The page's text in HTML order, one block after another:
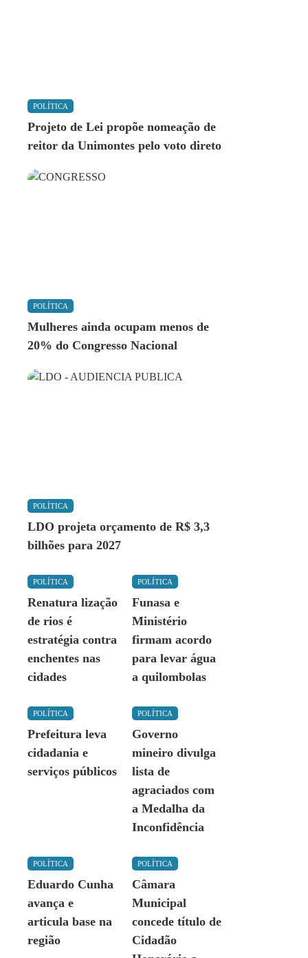
POLÍTICA
Projeto de Lei propõe nomeação de
reitor da Unimontes pelo voto direto
POLÍTICA
Mulheres ainda ocupam menos de
20% do Congresso Nacional
POLÍTICA
LDO projeta orçamento de R$ 3,3
bilhões para 2027
POLÍTICA
Renatura lização
de rios é
estratégia contra
enchentes nas
cidades
POLÍTICA
Funasa e
Ministério
firmam acordo
para levar água
a quilombolas
POLÍTICA
Prefeitura leva
cidadania e
serviços públicos
POLÍTICA
Governo
mineiro divulga
lista de
agraciados com
a Medalha da
Inconfidência
POLÍTICA
Eduardo Cunha
avança e
articula base na
região
POLÍTICA
Câmara
Municipal
concede título de
Cidadão